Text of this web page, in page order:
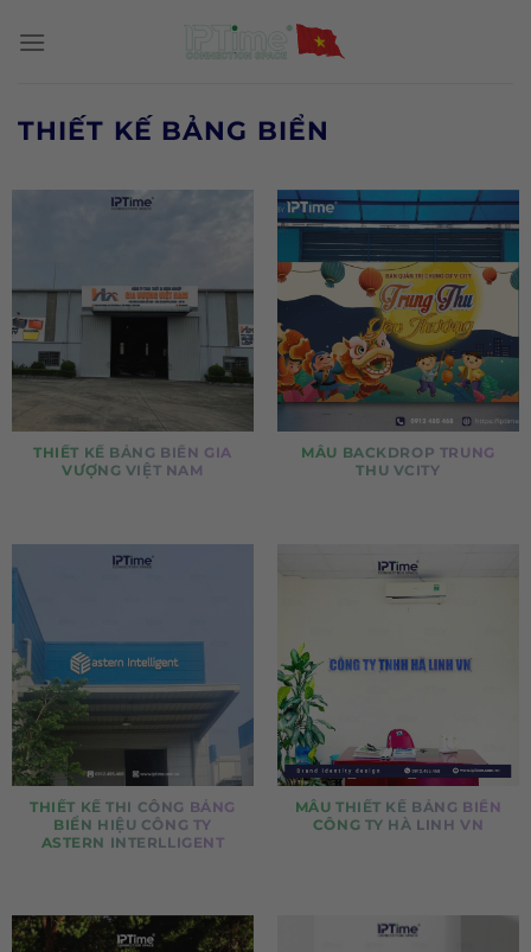
đến
THIẾT KẾ BẢNG BIỂN
THIẾT KẾ BẢNG BIỂN GIA
VƯỢNG VIỆT NAM
MẪU BACKDROP TRUNG
THU VCITY
THIẾT KẾ THI CÔNG BẢNG
BIỂN HIỆU CÔNG TY
ASTERN INTERLLIGENT
MẪU THIẾT KẾ BẢNG BIỂN
CÔNG TY HÀ LINH VN